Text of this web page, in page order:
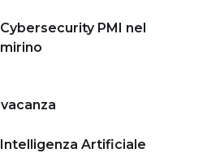
Cybersecurity PMI nel
mirino
Intelligenza Artificiale